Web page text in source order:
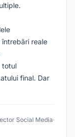
reale
totul
final. Dar
Social Media·